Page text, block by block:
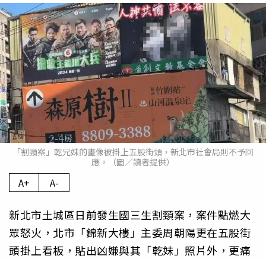
「割頸案」乾兄妹的畫像被掛上五股街頭，新北市社會局則不予回
應。（圖／讀者提供）
A+ A-
新北市土城區日前發生國三生割頸案，案件點燃大
眾怒火，北市「錦新大樓」主委周朝陽更在五股街
頭掛上看板，貼出凶嫌與其「乾妹」照片外，更痛